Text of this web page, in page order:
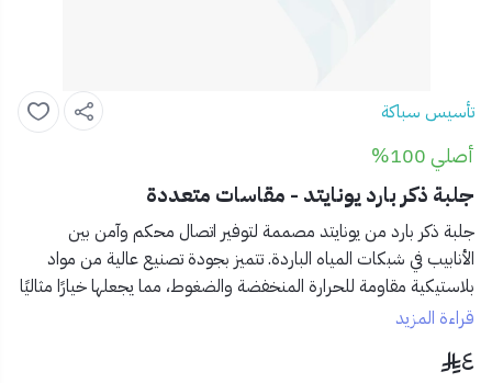
تأسيس سباكة
أصلي 100%
جلبة ذكر بارد يونايتد - مقاسات متعددة
جلبة ذكر بارد من يونايتد مصممة لتوفير اتصال محكم وآمن بين
الأنابيب في شبكات المياه الباردة. تتميز بجودة تصنيع عالية من مواد
بلاستيكية مقاومة للحرارة المنخفضة والضغوط، مما يجعلها خيارًا مثاليًا
للاستخدامات السكنية والتجارية.
✅
قراءة المزيد
٤